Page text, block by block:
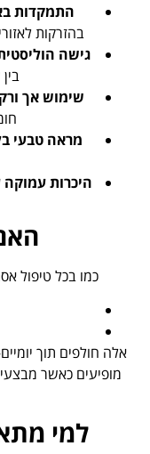
התמקדות
בהזרקות
גישה
שימוש אך
מראה טבעי
היכרות עמוקה
כמו בכל טיפול
אלה חולפים תוך
מופיעים כאשר
למי